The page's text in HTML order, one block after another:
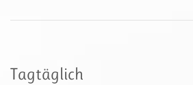
Tagtäglich